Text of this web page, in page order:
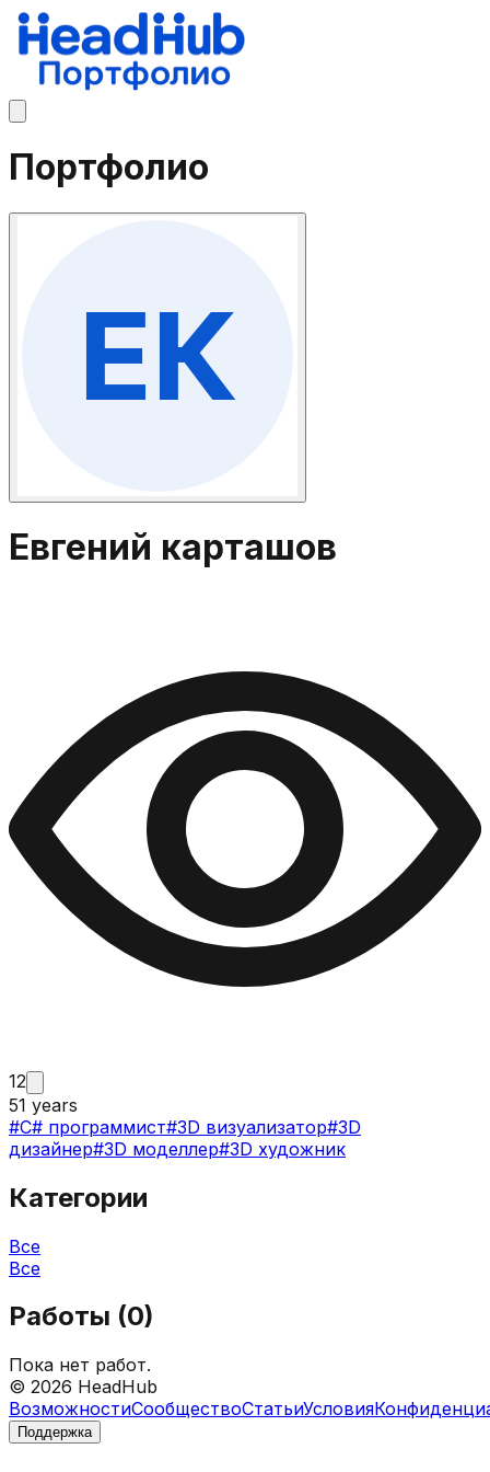
Портфолио
Евгений карташов
12
51 years
#C# программист#3D визуализатор#3D
дизайнер#3D моделлер#3D художник
Категории
Все
Все
Работы (0)
Пока нет работ.
© 2026 HeadHub
ВозможностиСообществоСтатьиУсловия
Поддержка